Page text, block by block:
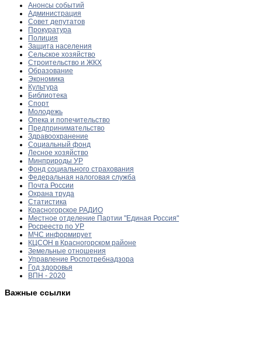
Анонсы событий
Администрация
Совет депутатов
Прокуратура
Полиция
Защита населения
Сельское хозяйство
Строительство и ЖКХ
Образование
Экономика
Культура
Библиотека
Спорт
Молодежь
Опека и попечительство
Предпринимательство
Здравоохранение
Социальный фонд
Лесное хозяйство
Минприроды УР
Фонд социального страхования
Федеральная налоговая служба
Почта России
Охрана труда
Статистика
Красногорское РАДИО
Местное отделение Партии "Единая Россия"
Росреестр по УР
МЧС информирует
КЦСОН в Красногорском районе
Земельные отношения
Управление Роспотребнадзора
Год здоровья
ВПН - 2020
Важные ссылки